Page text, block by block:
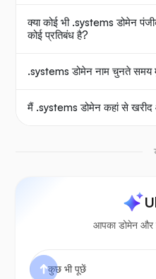
क्या कोई भी .systems डोमेन
कोई प्रतिबंध है?
.systems डोमेन नाम चुनते समय
मैं .systems डोमेन कहां से
आपका डोमेन और